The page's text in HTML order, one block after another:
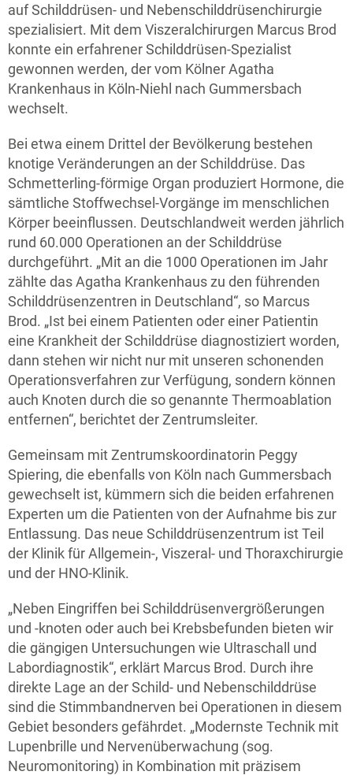
auf Schilddrüsen- und Nebenschilddrüsenchirurgie
spezialisiert. Mit dem Viszeralchirurgen Marcus Brod
konnte ein erfahrener Schilddrüsen-Spezialist
gewonnen werden, der vom Kölner Agatha
Krankenhaus in Köln-Niehl nach Gummersbach
wechselt.
Bei etwa einem Drittel der Bevölkerung bestehen
knotige Veränderungen an der Schilddrüse. Das
Schmetterling-förmige Organ produziert Hormone, die
sämtliche Stoffwechsel-Vorgänge im menschlichen
Körper beeinflussen. Deutschlandweit werden jährlich
rund 60.000 Operationen an der Schilddrüse
durchgeführt. „Mit an die 1000 Operationen im Jahr
zählte das Agatha Krankenhaus zu den führenden
Schilddrüsenzentren in Deutschland“, so Marcus
Brod. „Ist bei einem Patienten oder einer Patientin
eine Krankheit der Schilddrüse diagnostiziert worden,
dann stehen wir nicht nur mit unseren schonenden
Operationsverfahren zur Verfügung, sondern können
auch Knoten durch die so genannte Thermoablation
entfernen“, berichtet der Zentrumsleiter.
Gemeinsam mit Zentrumskoordinatorin Peggy
Spiering, die ebenfalls von Köln nach Gummersbach
gewechselt ist, kümmern sich die beiden erfahrenen
Experten um die Patienten von der Aufnahme bis zur
Entlassung. Das neue Schilddrüsenzentrum ist Teil
der Klinik für Allgemein-, Viszeral- und Thoraxchirurgie
und der HNO-Klinik.
„Neben Eingriffen bei Schilddrüsenvergrößerungen
und -knoten oder auch bei Krebsbefunden bieten wir
die gängigen Untersuchungen wie Ultraschall und
Labordiagnostik“, erklärt Marcus Brod. Durch ihre
direkte Lage an der Schild- und Nebenschilddrüse
sind die Stimmbandnerven bei Operationen in diesem
Gebiet besonders gefährdet. „Modernste Technik mit
Lupenbrille und Nervenüberwachung (sog.
Neuromonitoring) in Kombination mit präzisem